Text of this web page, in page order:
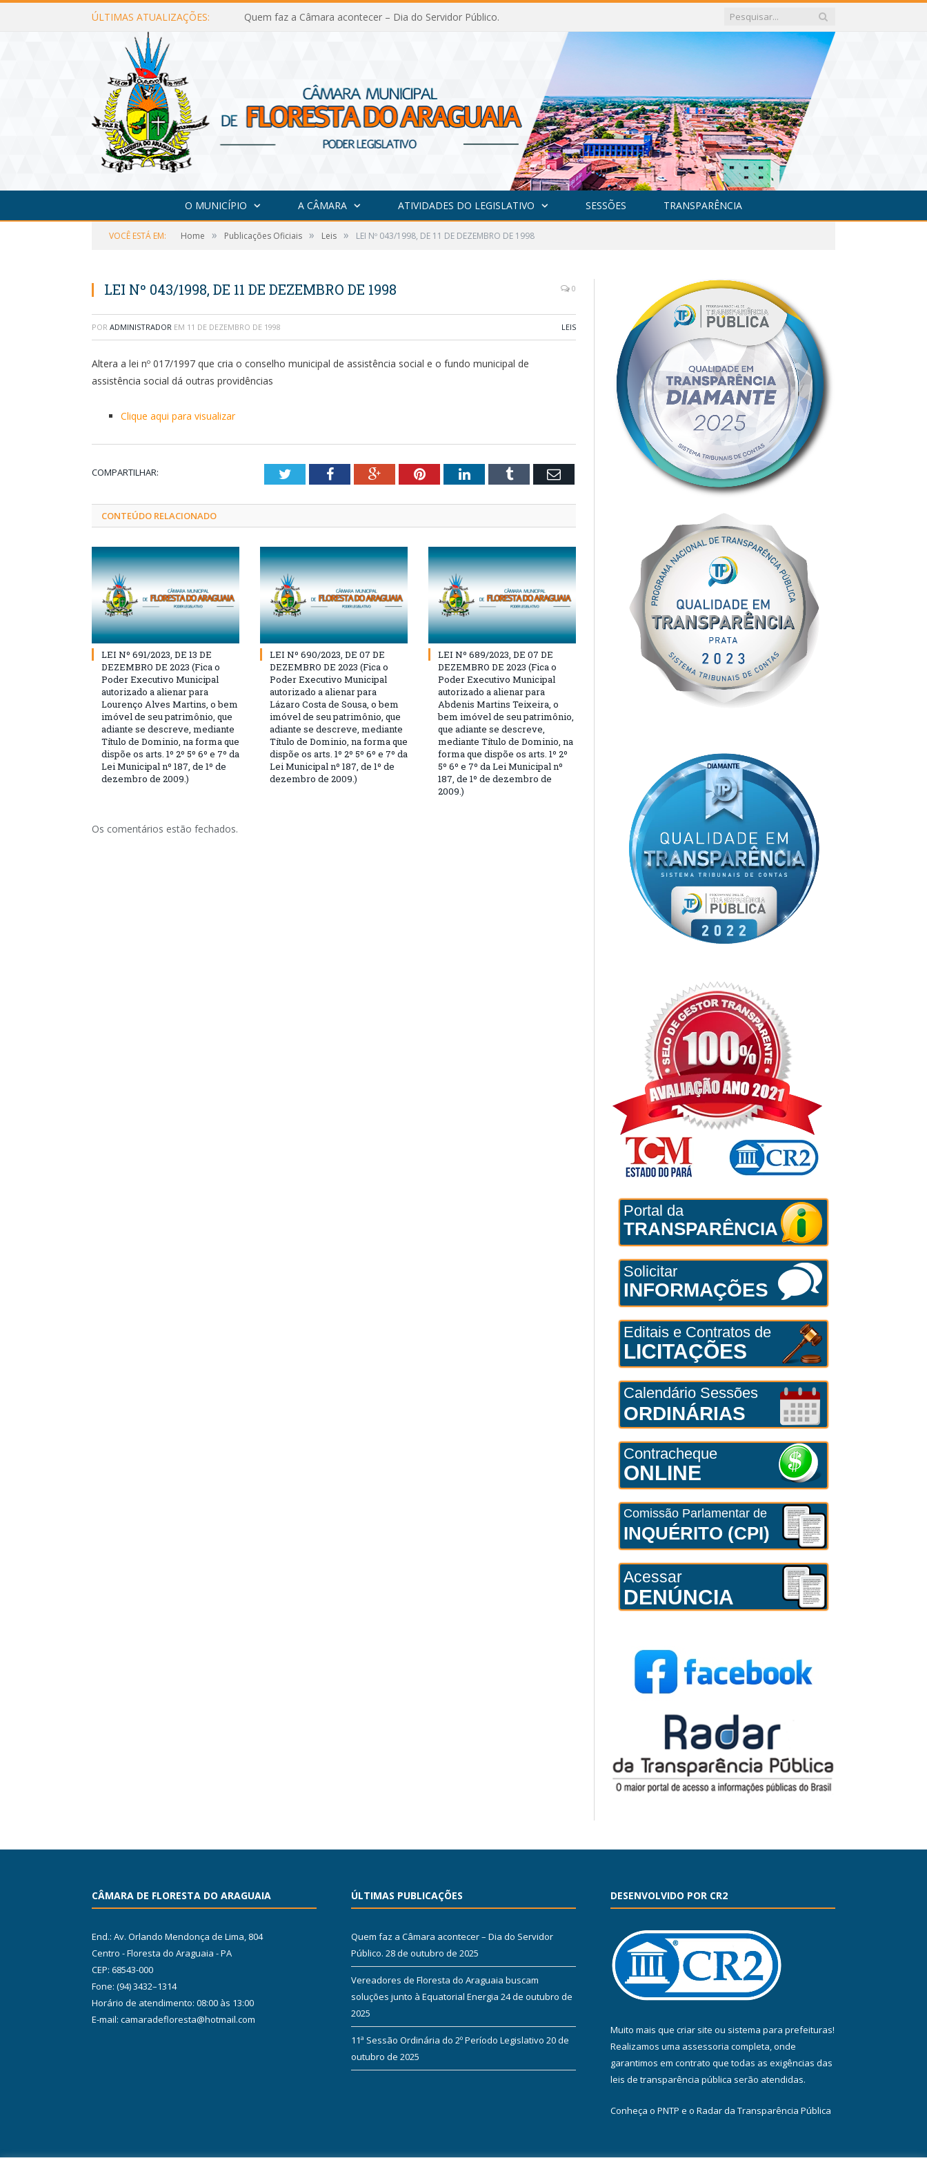
ÚLTIMAS ATUALIZAÇÕES: Quem faz a Câmara acontecer – Dia do Servidor Público.
O MUNICÍPIO A CÂMARA ATIVIDADES DO LEGISLATIVO SESSÕES TRANSPARÊNCIA
VOCÊ ESTÁ EM: Home » Publicações Oficiais » Leis » LEI Nº 043/1998, DE 11 DE DEZEMBRO DE 1998
LEI Nº 043/1998, DE 11 DE DEZEMBRO DE 1998 0
POR ADMINISTRADOR EM 11 DE DEZEMBRO DE 1998 LEIS
Altera a lei nº 017/1997 que cria o conselho municipal de assistência social e o fundo municipal de
assistência social dá outras providências
Clique aqui para visualizar
COMPARTILHAR: TwitterFacebookGoogle+PinterestLinkedInTumblr Email
CONTEÚDO RELACIONADO
LEI Nº 691/2023, DE 13 DE
DEZEMBRO DE 2023 (Fica o
Poder Executivo Municipal
autorizado a alienar para
Lourenço Alves Martins, o bem
imóvel de seu patrimônio, que
adiante se descreve, mediante
Título de Dominio, na forma que
dispõe os arts. 1º 2º 5º 6º e 7º da
Lei Municipal nº 187, de 1º de
dezembro de 2009.)
LEI Nº 690/2023, DE 07 DE
DEZEMBRO DE 2023 (Fica o
Poder Executivo Municipal
autorizado a alienar para
Lázaro Costa de Sousa, o bem
imóvel de seu patrimônio, que
adiante se descreve, mediante
Título de Dominio, na forma que
dispõe os arts. 1º 2º 5º 6º e 7º da
Lei Municipal nº 187, de 1º de
dezembro de 2009.)
LEI Nº 689/2023, DE 07 DE
DEZEMBRO DE 2023 (Fica o
Poder Executivo Municipal
autorizado a alienar para
Abdenis Martins Teixeira, o
bem imóvel de seu patrimônio,
que adiante se descreve,
mediante Título de Dominio, na
forma que dispõe os arts. 1º 2º
5º 6º e 7º da Lei Municipal nº
187, de 1º de dezembro de
2009.)
Os comentários estão fechados.
Portal da
TRANSPARÊNCIA
Solicitar
INFORMAÇÕES
Editais e Contratos de
LICITAÇÕES
Calendário Sessões
ORDINÁRIAS
Contracheque
ONLINE
Comissão Parlamentar de
INQUÉRITO (CPI)
Acessar
DENÚNCIA
CÂMARA DE FLORESTA DO ARAGUAIA
End.: Av. Orlando Mendonça de Lima, 804
Centro - Floresta do Araguaia - PA
CEP: 68543-000
Fone: (94) 3432–1314
Horário de atendimento: 08:00 às 13:00
E-mail: camaradefloresta@hotmail.com
ÚLTIMAS PUBLICAÇÕES
Quem faz a Câmara acontecer – Dia do Servidor
Público. 28 de outubro de 2025
Vereadores de Floresta do Araguaia buscam
soluções junto à Equatorial Energia 24 de outubro de
2025
11ª Sessão Ordinária do 2º Período Legislativo 20 de
outubro de 2025
DESENVOLVIDO POR CR2
Muito mais que criar site ou sistema para prefeituras!
Realizamos uma assessoria completa, onde
garantimos em contrato que todas as exigências das
leis de transparência pública serão atendidas.
Conheça o PNTP e o Radar da Transparência Pública